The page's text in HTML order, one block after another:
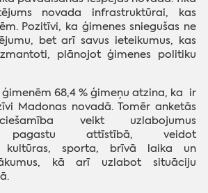
novada infrastruktūrai, kas
Pozitīvi, ka ģimenes sniegušas ne
bet arī savus ieteikumus, kas
plānojot ģimenes politiku
68,4 % ģimeņu atzina, ka ir
Madonas novadā. Tomēr anketās
veikt uzlabojumus
pagastu attīstībā, veidot
kultūras, sporta, brīvā laika un
kā arī uzlabot situāciju